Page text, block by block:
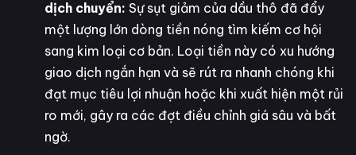
dịch chuyển: Sự sụt giảm của dầu thô đã đẩy
một lượng lớn dòng tiền nóng tìm kiếm cơ hội
sang kim loại cơ bản. Loại tiền này có xu hướng
giao dịch ngắn hạn và sẽ rút ra nhanh chóng khi
đạt mục tiêu lợi nhuận hoặc khi xuất hiện một rủi
ro mới, gây ra các đợt điều chỉnh giá sâu và bất
ngờ.